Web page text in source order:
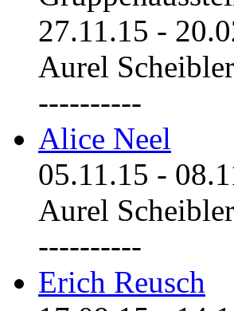
27.11.15 -
Aurel
----------
Alice Neel
05.11.15 -
Aurel
----------
Erich Reusch